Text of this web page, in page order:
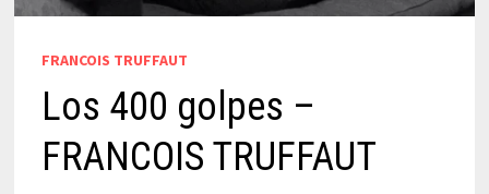
FRANCOIS TRUFFAUT
Los 400 golpes –
FRANCOIS TRUFFAUT